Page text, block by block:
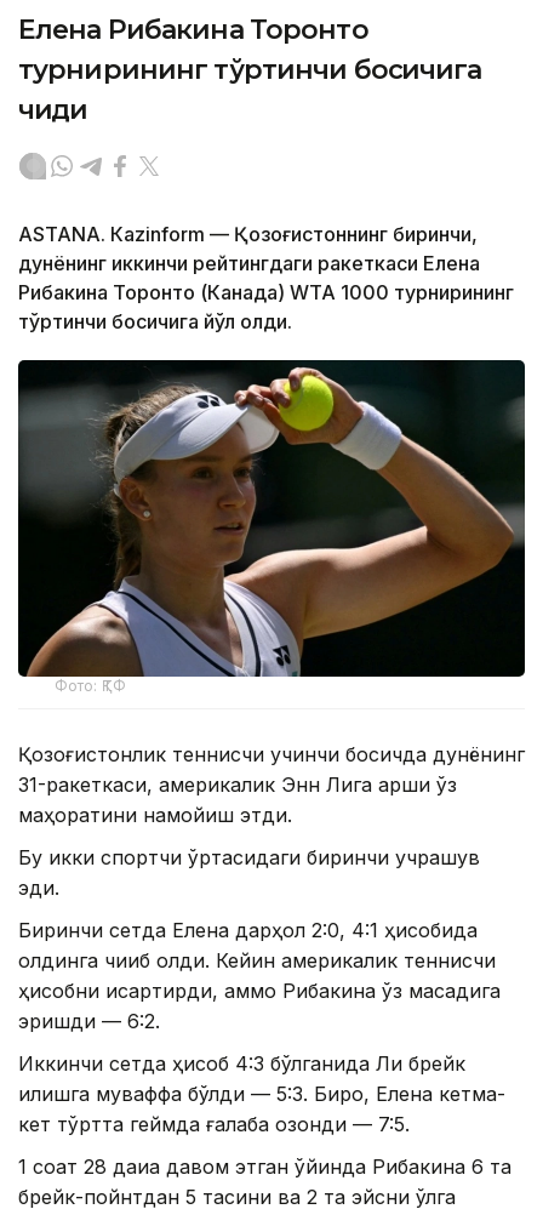
Елена Рибакина Торонто
турнирининг тўртинчи босқичига
чиқди
ASTANА. Кazinform — Қозоғистоннинг биринчи,
дунёнинг иккинчи рейтингдаги ракеткаси Елена
Рибакина Торонто (Канада) WТА 1000 турнирининг
тўртинчи босқичига йўл олди.
Фото: ҚТФ
Қозоғистонлик теннисчи учинчи босқичда дунёнинг
31-ракеткаси, америкалик Энн Лига қарши ўз
маҳоратини намойиш этди.
Бу икки спортчи ўртасидаги биринчи учрашув
эди.
Биринчи сетда Елена дарҳол 2:0, 4:1 ҳисобида
олдинга чиқиб олди. Кейин америкалик теннисчи
ҳисобни қисқартирди, аммо Рибакина ўз мақсадига
эришди — 6:2.
Иккинчи сетда ҳисоб 4:3 бўлганида Ли брейк
қилишга муваффақ бўлди — 5:3. Бироқ, Елена кетма-
кет тўртта геймда ғалаба қозонди — 7:5.
1 соат 28 дақиқа давом этган ўйинда Рибакина 6 та
брейк-пойнтдан 5 тасини ва 2 та эйсни қўлга